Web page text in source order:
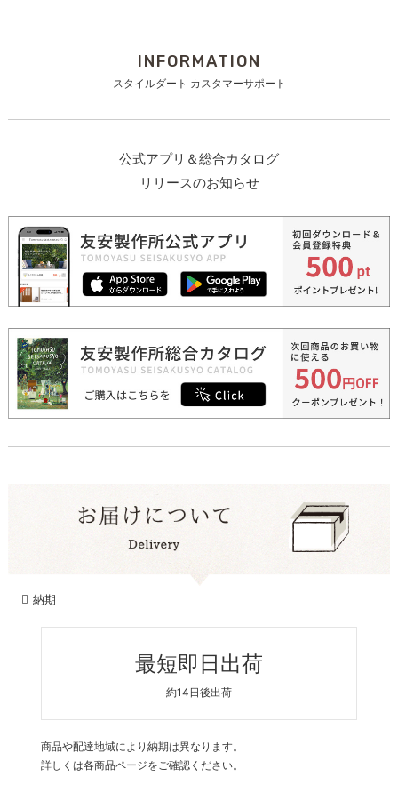
INFORMATION
スタイルダート カスタマーサポート
公式アプリ＆総合カタログ
リリースのお知らせ
納期
最短即日出荷
約14日後出荷
商品や配達地域により納期は異なります。
詳しくは各商品ページをご確認ください。